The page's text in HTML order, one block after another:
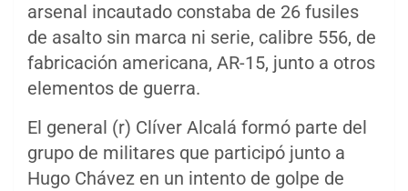
arsenal incautado constaba de 26 fusiles
de asalto sin marca ni serie, calibre 556, de
fabricación americana, AR-15, junto a otros
elementos de guerra.
El general (r) Clíver Alcalá formó parte del
grupo de militares que participó junto a
Hugo Chávez en un intento de golpe de